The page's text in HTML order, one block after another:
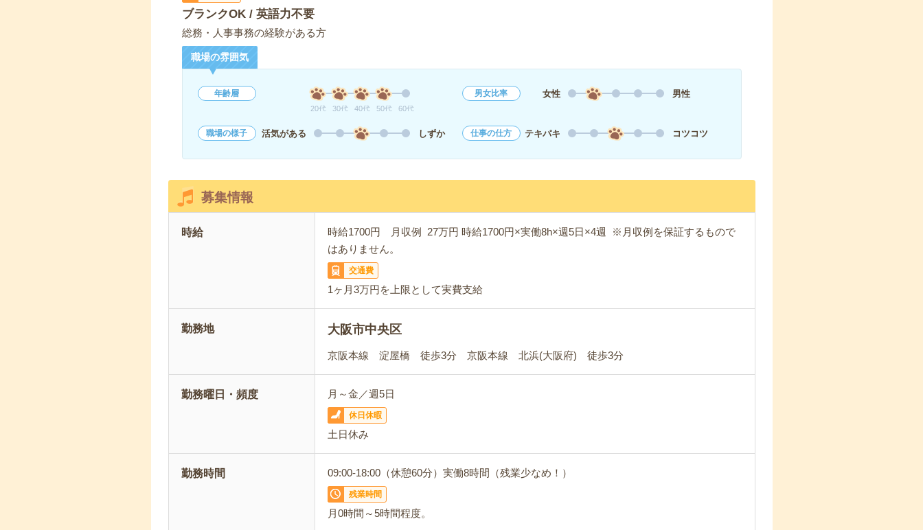
ブランクOK / 英語力不要
総務・人事事務の経験がある方
職場の雰囲気
年齢層
20代 30代 40代 50代 60代
男女比率 女性 男性
職場の様子 活気がある しずか 仕事の仕方 テキパキ コツコツ
募集情報
時給
時給1700円 月収例 27万円 時給1700円×実働8h×週5日×4週 ※月収例を保証するもので
はありません。
交通費
1ヶ月3万円を上限として実費支給
勤務地 大阪市中央区
京阪本線 淀屋橋 徒歩3分 京阪本線 北浜(大阪府) 徒歩3分
勤務曜日・頻度 月～金／週5日
休日休暇
土日休み
勤務時間 09:00-18:00（休憩60分）実働8時間（残業少なめ！）
残業時間
月0時間～5時間程度。